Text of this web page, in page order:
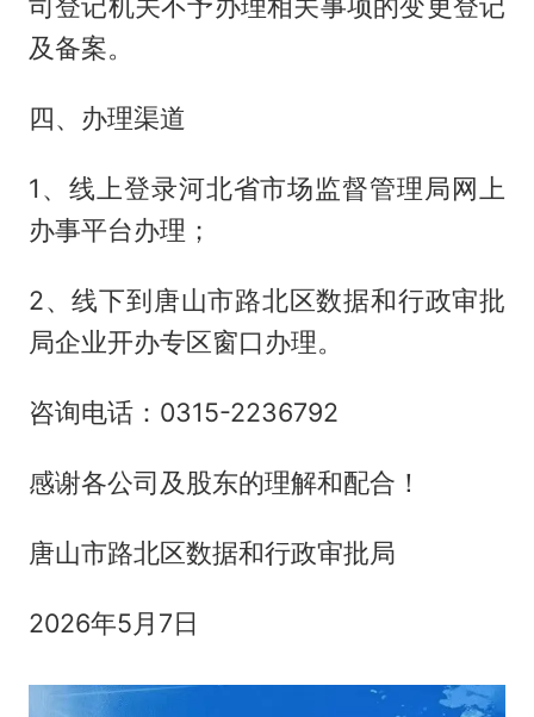
司登记机关不予办理相关事项的变更登记
及备案。
四、办理渠道
1、线上登录河北省市场监督管理局网上
办事平台办理；
2、线下到唐山市路北区数据和行政审批
局企业开办专区窗口办理。
咨询电话：0315-2236792
感谢各公司及股东的理解和配合！
唐山市路北区数据和行政审批局
2026年5月7日